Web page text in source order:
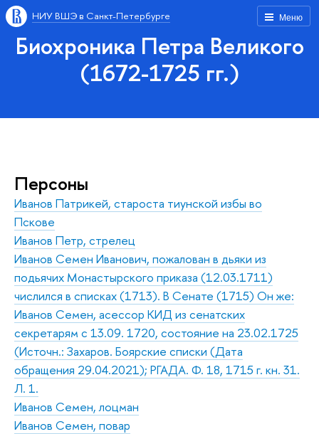
Меню
НИУ ВШЭ в Санкт-Петербурге
Биохроника Петра Великого
(1672-1725 гг.)
Персоны
Иванов Патрикей, староста тиунской избы во
Пскове
Иванов Петр, стрелец
Иванов Семен Иванович, пожалован в дьяки из
подьячих Монастырского приказа (12.03.1711)
числился в списках (1713). В Сенате (1715) Он же:
Иванов Семен, асессор КИД из сенатских
секретарям с 13.09. 1720, состояние на 23.02.1725
(Источн.: Захаров. Боярские списки (Дата
обращения 29.04.2021); РГАДА. Ф. 18, 1715 г. кн. 31.
Л. 1.
Иванов Семен, лоцман
Иванов Семен, повар